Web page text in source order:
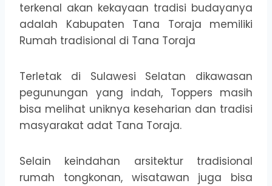
terkenal akan kekayaan tradisi budayanya
adalah Kabupaten Tana Toraja memiliki
Rumah tradisional di Tana Toraja
Terletak di Sulawesi Selatan dikawasan
pegunungan yang indah, Toppers masih
bisa melihat uniknya keseharian dan tradisi
masyarakat adat Tana Toraja.
Selain keindahan arsitektur tradisional
rumah tongkonan, wisatawan juga bisa